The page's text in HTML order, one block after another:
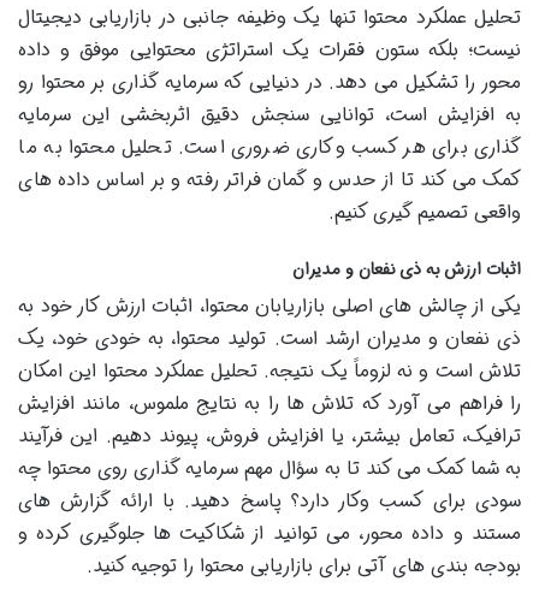
تحلیل عملکرد محتوا تنها یک وظیفه جانبی در بازاریابی دیجیتال
نیست؛ بلکه ستون فقرات یک استراتژی محتوایی موفق و داده
محور را تشکیل می دهد. در دنیایی که سرمایه گذاری بر محتوا رو
به افزایش است، توانایی سنجش دقیق اثربخشی این سرمایه
گذاری برای هر کسب وکاری ضروری است. تحلیل محتوا به ما
کمک می کند تا از حدس و گمان فراتر رفته و بر اساس داده های
واقعی تصمیم گیری کنیم.
اثبات ارزش به ذی نفعان و مدیران
یکی از چالش های اصلی بازاریابان محتوا، اثبات ارزش کار خود به
ذی نفعان و مدیران ارشد است. تولید محتوا، به خودی خود، یک
تلاش است و نه لزوماً یک نتیجه. تحلیل عملکرد محتوا این امکان
را فراهم می آورد که تلاش ها را به نتایج ملموس، مانند افزایش
ترافیک، تعامل بیشتر، یا افزایش فروش، پیوند دهیم. این فرآیند
به شما کمک می کند تا به سؤال مهم سرمایه گذاری روی محتوا چه
سودی برای کسب وکار دارد؟ پاسخ دهید. با ارائه گزارش های
مستند و داده محور، می توانید از شکاکیت ها جلوگیری کرده و
بودجه بندی های آتی برای بازاریابی محتوا را توجیه کنید.